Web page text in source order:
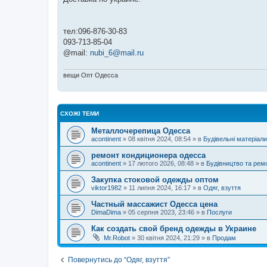
тел:096-876-30-83
093-713-85-04
@mail: nubi_6@mail.ru
вещи Опт Одесса
СХОЖІ ТЕМИ
Металлочерепица Одесса
acontinent » 08 квітня 2024, 08:54 » в Будівельні матеріали
ремонт кондиционера одесса
acontinent » 17 лютого 2026, 08:48 » в Будівництво та
Закупка стоковой одежды оптом
viktor1982 » 11 липня 2024, 16:17 » в Одяг, взуття
Частный массажист Одесса цена
DimaDima » 05 серпня 2023, 23:46 » в Послуги
Как создать свой бренд одежды в Украине
Mr.Robot » 30 квітня 2024, 21:29 » в Продам
Повернутись до “Одяг, взуття”